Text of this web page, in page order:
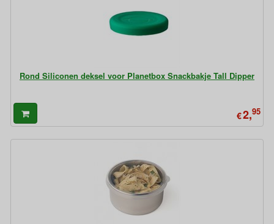
Rond Siliconen deksel voor Planetbox Snackbakje Tall Dipper
€2,95